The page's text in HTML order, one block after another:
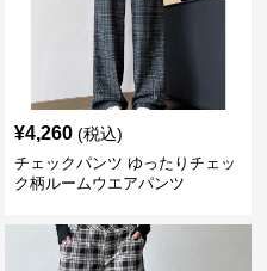
¥4,260 (税込)
チェックパンツ ゆったりチェッ
ク柄ルームウエアパンツ